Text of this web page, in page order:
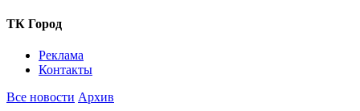
ТК Город
Реклама
Контакты
Все новости Архив